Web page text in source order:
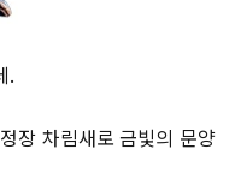
.
장 차림새로 금빛의 문양